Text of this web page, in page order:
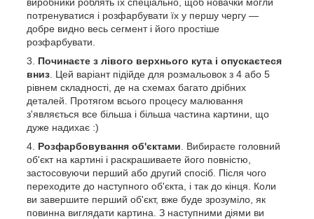
потренуватися і розфарбувати їх у першу чергу —
добре видно весь сегмент і його простіше
розфарбувати.
Починаєте з лівого верхнього кута і опускаєтеся
вниз . Цей варіант підійде для розмальовок з 4 або 5
рівнем складності, де на схемах багато дрібних
деталей. Протягом всього процесу малювання
з'являється все більша і більша частина картини, що
дуже надихає :)
Розфарбовування об'єктами . Вибираєте головний
об'єкт на картині і раскрашиваете його повністю,
застосовуючи перший або другий спосіб. Після чого
переходите до наступного об'єкта, і так до кінця. Коли
ви завершите перший об'єкт, вже буде зрозуміло, як
повинна виглядати картина. З наступними діями ви